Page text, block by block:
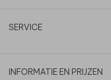
SERVICE
INFORMATIE EN PRIJZEN